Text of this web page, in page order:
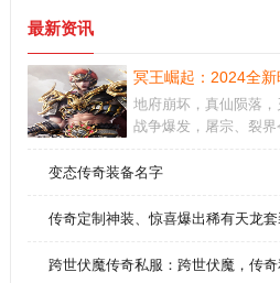
最新资讯
冥王崛起：2024全
地府崩坏，真仙陨落
战争爆发，屠宗、裂界
意沸腾。秘境中暗藏
世神弓
变态传奇装备名字
传奇定制神装、惊喜爆出稀有天龙
跨世伏魔传奇私服：跨世伏魔，传奇